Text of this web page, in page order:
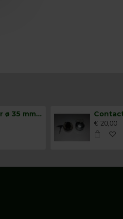
Claxonschakelaar ø 35 mm opbouw drukschakelaar
€ 20,00